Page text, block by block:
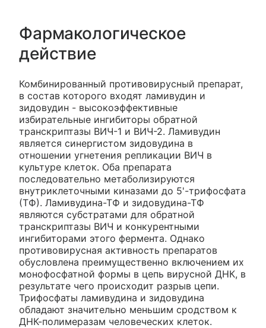
Фармакологическое
действие
Комбинированный противовирусный препарат,
в состав которого входят ламивудин и
зидовудин - высокоэффективные
избирательные ингибиторы обратной
транскриптазы ВИЧ-1 и ВИЧ-2. Ламивудин
является синергистом зидовудина в
отношении угнетения репликации ВИЧ в
культуре клеток. Оба препарата
последовательно метаболизируются
внутриклеточными киназами до 5'-трифосфата
(ТФ). Ламивудина-ТФ и зидовудина-ТФ
являются субстратами для обратной
транскриптазы ВИЧ и конкурентными
ингибиторами этого фермента. Однако
противовирусная активность препаратов
обусловлена преимущественно включением их
монофосфатной формы в цепь вирусной ДНК, в
результате чего происходит разрыв цепи.
Трифосфаты ламивудина и зидовудина
обладают значительно меньшим сродством к
ДНК-полимеразам человеческих клеток.